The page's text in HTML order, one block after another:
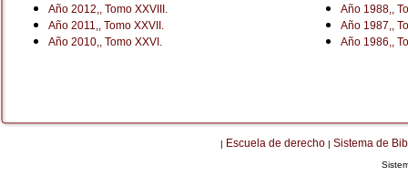
Año 2012,, Tomo XXVIII.
Año 2011,, Tomo XXVII.
Año 2010,, Tomo XXVI.
Año 1988,,
Año 1987,,
Año 1986,,
| Escuela de derecho | Sistema de